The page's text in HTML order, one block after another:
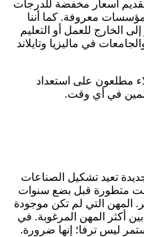
تقديم أسعار مخفضة للدرجات
مؤسسات معروفة. كما أننا
الخارج للعمل أو التعليم
في ماليزيا وتايلاند
مطلعون على استعداد
في أي وقت.
تعيد تشكيل الصناعات
متطورة قبل بضع سنوات
التي لم تكن موجودة
أكثر المهن المرغوبة. في
ليس ترفا؛ إنها ضرورة.